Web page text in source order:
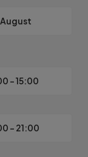
August
- 15:00
- 21:00